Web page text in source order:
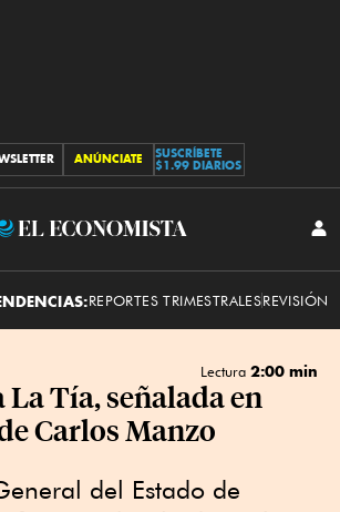
ANÚNCIATE
SUSCRÍBETE
$1.99 DIARIOS
El
REPORTES TRIMESTRALESREVISIÓN
Lectura 2:00 min
La Tía, señalada en
Carlos Manzo
del Estado de